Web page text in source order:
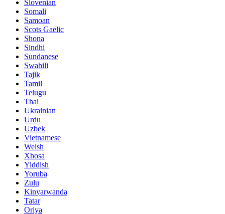
Slovenian
Somali
Samoan
Scots Gaelic
Shona
Sindhi
Sundanese
Swahili
Tajik
Tamil
Telugu
Thai
Ukrainian
Urdu
Uzbek
Vietnamese
Welsh
Xhosa
Yiddish
Yoruba
Zulu
Kinyarwanda
Tatar
Oriya